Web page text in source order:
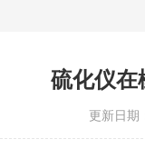
硫化仪在
更新日